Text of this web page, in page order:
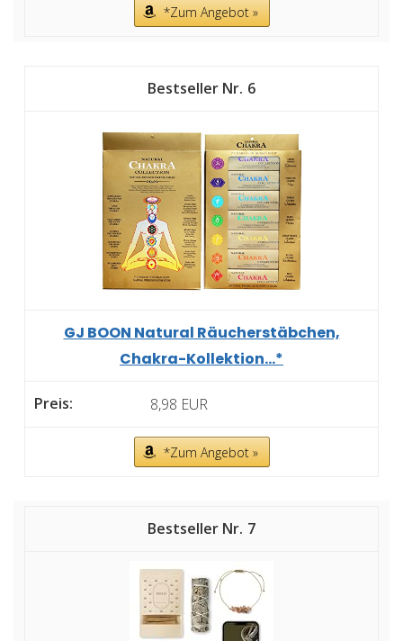
*Zum Angebot »
6
GJ BOON Natural Räucherstäbchen,
Chakra-Kollektion...*
8,98 EUR
*Zum Angebot »
7